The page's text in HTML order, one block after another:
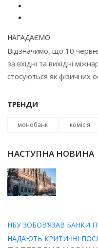
НАГАДАЄМО
Відзначимо, що 10 червня
за вхідні та вихідні
стосуються як фізичних
ТРЕНДИ
монобанк комісія
НАСТУПНА НОВИНА
НБУ ЗОБОВ’ЯЗАВ БАНКИ
НАДАЮТЬ КРИТИЧНІ